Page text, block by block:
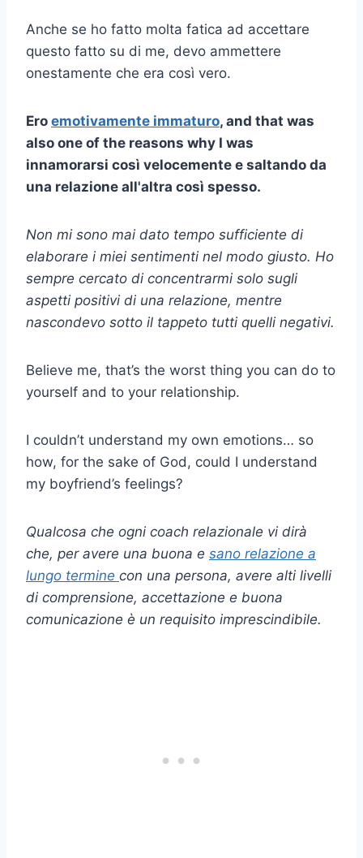
Anche se ho fatto molta fatica ad accettare
questo fatto su di me, devo ammettere
onestamente che era così vero.
Ero emotivamente immaturo, and that was
also one of ​​​​the reasons why I was
innamorarsi così velocemente e saltando da
una relazione all'altra così spesso.
Non mi sono mai dato tempo sufficiente di
elaborare i miei sentimenti nel modo giusto. Ho
sempre cercato di concentrarmi solo sugli
aspetti positivi di una relazione, mentre
nascondevo sotto il tappeto tutti quelli negativi.
Believe me, that’s the worst thing you can do to
yourself and to your relationship.
I couldn’t understand my own emotions… so
how, for the sake of God, could I understand
my boyfriend’s feelings?
Qualcosa che ogni coach relazionale vi dirà
che, per avere una buona e sano relazione a
lungo termine con una persona, avere alti livelli
di comprensione, accettazione e buona
comunicazione è un requisito imprescindibile.